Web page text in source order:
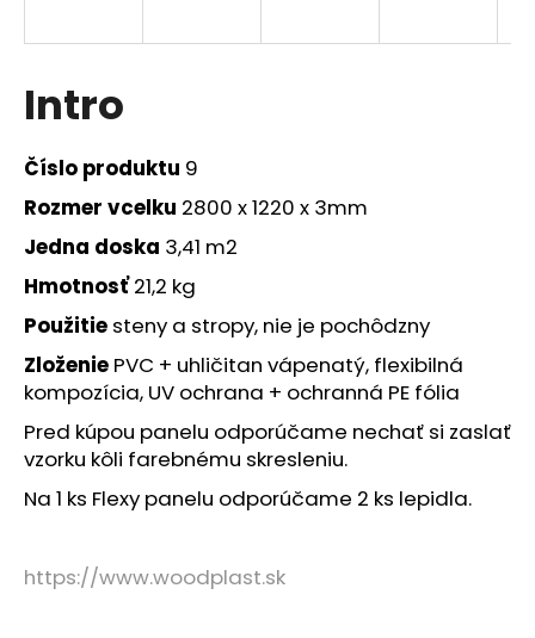
Intro
Číslo produktu 9
Rozmer vcelku 2800 x 1220 x 3mm
Jedna doska 3,41 m2
Hmotnosť21,2 kg
Použitie steny a stropy, nie je pochôdzny
Zloženie PVC + uhličitan vápenatý, flexibilná
kompozícia, UV ochrana + ochranná PE fólia
Pred kúpou panelu odporúčame nechať si zaslať
vzorku kôli farebnému skresleniu.
Na 1 ks Flexy panelu odporúčame 2 ks lepidla.
https://www.woodplast.sk
s
ť
?
O
d
p
o
r
ú
a
m